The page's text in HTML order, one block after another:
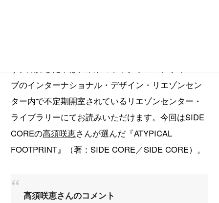
ブのインターナショナル・デザイン・リエゾンセン
ター内で不定期開室されているリエゾンセンター・
ライブラリーにてお読みいただけます。今回はSIDE
COREの高須咲恵さんが選んだ『ATYPICAL
FOOTPRINT』（著：SIDE CORE／SIDE CORE）。
高須咲恵さんのコメント